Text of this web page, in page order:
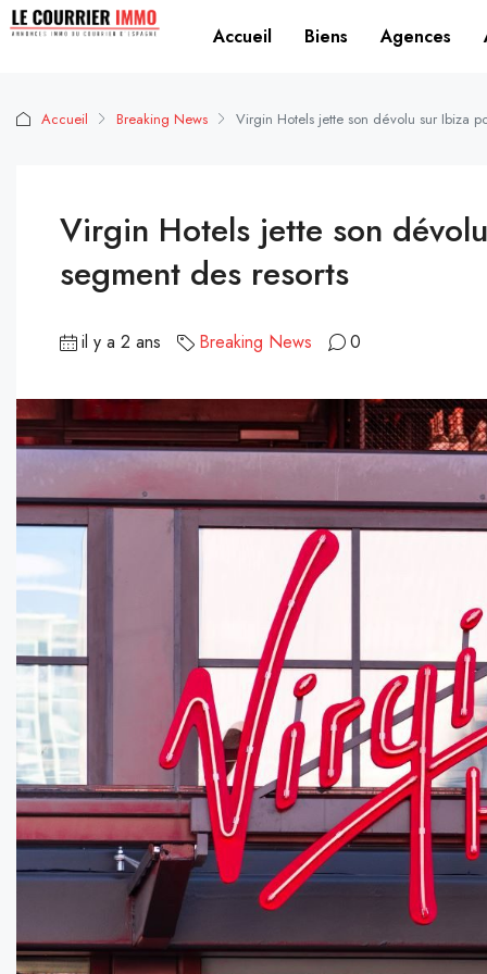
Accueil Biens Agences
Accueil Breaking News Virgin Hotels jette son dévolu sur Ibiza
Virgin Hotels jette son
segment des resorts
il y a 2 ans Breaking News 0